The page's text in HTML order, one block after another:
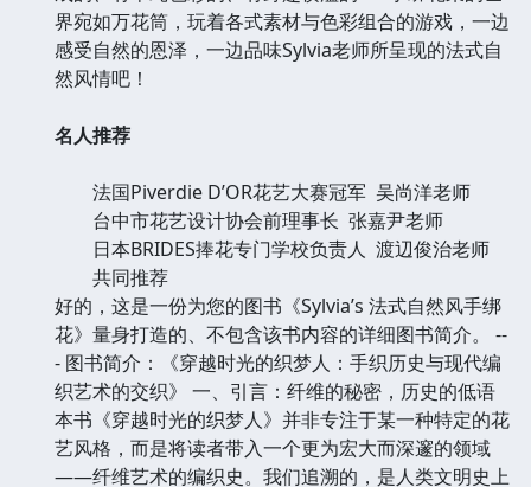
界宛如万花筒，玩着各式素材与色彩组合的游戏，一边
感受自然的恩泽，一边品味Sylvia老师所呈现的法式自
然风情吧！
名人推荐
法国Piverdie D’OR花艺大赛冠军 吴尚洋老师
台中市花艺设计协会前理事长 张嘉尹老师
日本BRIDES捧花专门学校负责人 渡辺俊治老师
共同推荐
好的，这是一份为您的图书《Sylvia’s 法式自然风手绑
花》量身打造的、不包含该书内容的详细图书简介。 --
- 图书简介：《穿越时光的织梦人：手织历史与现代编
织艺术的交织》 一、引言：纤维的秘密，历史的低语
本书《穿越时光的织梦人》并非专注于某一种特定的花
艺风格，而是将读者带入一个更为宏大而深邃的领域
——纤维艺术的编织史。我们追溯的，是人类文明史上